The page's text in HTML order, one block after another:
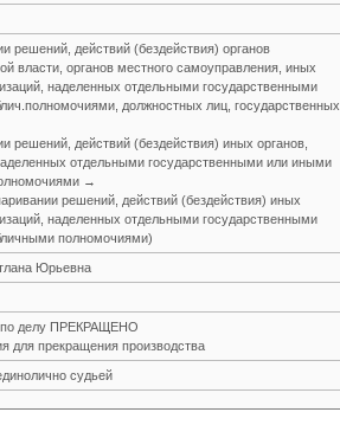
решений, действий (бездействия) органов
власти, органов местного самоуправления, иных
наделенных отдельными государственными
должностных лиц, государственных
решений, действий (бездействия) иных органов,
отдельными государственными или иными
→
решений, действий (бездействия) иных
наделенных отдельными государственными
полномочиями)
Юрьевна
по делу ПРЕКРАЩЕНО
для прекращения производства
судьей